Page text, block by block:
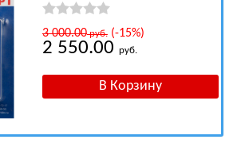
3 000.00руб.(-15%)
2 550.00 руб.